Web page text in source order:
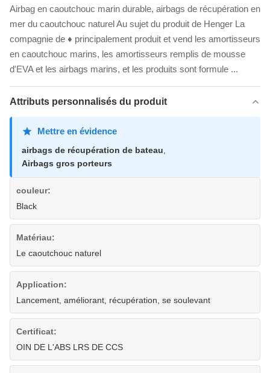
Airbag en caoutchouc marin durable, airbags de récupération en
mer du caoutchouc naturel Au sujet du produit de Henger La
compagnie de ♦ principalement produit et vend les amortisseurs
en caoutchouc marins, les amortisseurs remplis de mousse
d'EVA et les airbags marins, et les produits sont formule ...
Attributs personnalisés du produit
Mettre en évidence
airbags de récupération de bateau
Airbags gros porteurs
couleur:
Black
Matériau:
Le caoutchouc naturel
Application:
Lancement, améliorant, récupération, se soulevant
Certificat:
OIN DE L'ABS LRS DE CCS